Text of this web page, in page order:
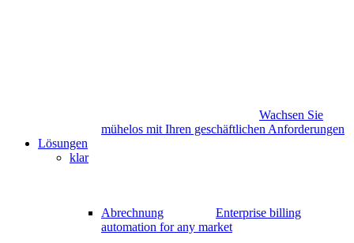
Wachsen Sie
mühelos mit Ihren geschäftlichen Anforderungen
Lösungen
klar
Abrechnung
Enterprise billing
automation for any market